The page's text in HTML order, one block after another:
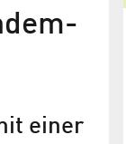
einer